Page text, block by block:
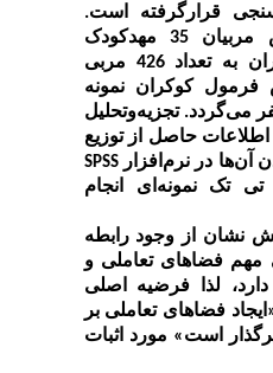
قرارگرفته است.
جامعه آماری پژوهش مربیان 35 مهدکودک
منتخب در نیاوران تهران به تعداد 426 مربی
کوکران نمونه
آن برابر با 202 نفر می‌گردد. تجزیه‌وتحلیل
حاصل از توزیع
آن‌ها در نرم‌افزارSPSS
تی تک نمونه‌ای انجام
نشان از وجود رابطه
مهم فضاهای تعاملی و
لذا فرضیه اصلی
فضاهای تعاملی بر
است» مورد اثبات